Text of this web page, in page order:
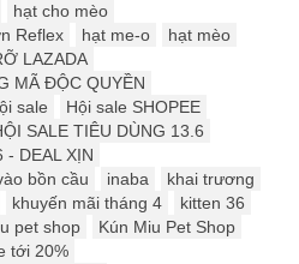
hạt cho mèo
Reflex
hạt me-o
hạt mèo
LAZADA
MÃ ĐỘC QUYỀN
sale
Hội sale SHOPEE
SALE TIÊU DÙNG 13.6
- DEAL XỊN
bồn cầu
inaba
khai trương
khuyến mãi tháng 4
kitten 36
pet shop
Kún Miu Pet Shop
tới 20%